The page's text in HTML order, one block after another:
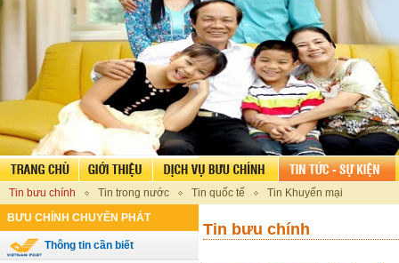
Tin bưu chính Tin trong nước Tin quốc tế
Tin Khuyến mại
BƯU CHÍNH CHUYỂN PHÁT
Thông tin cần biết
Tin bưu chính